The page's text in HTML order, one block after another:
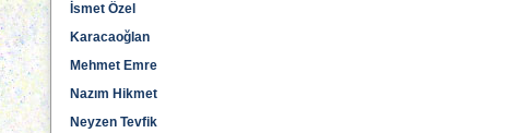
İsmet Özel
Karacaoğlan
Mehmet Emre
Nazım Hikmet
Neyzen Tevfik